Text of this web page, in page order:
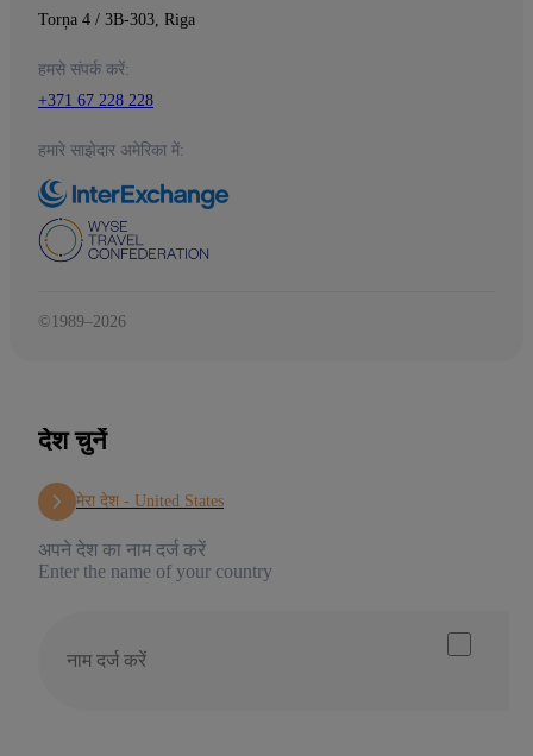
Torņa 4 / 3B-303, Riga
हमसे संपर्क करें:
+371 67 228 228
हमारे साझेदार अमेरिका में:
©1989–2026
देश चुनें
मेरा देश - United States
अपने देश का नाम दर्ज करें
Enter the name of your country